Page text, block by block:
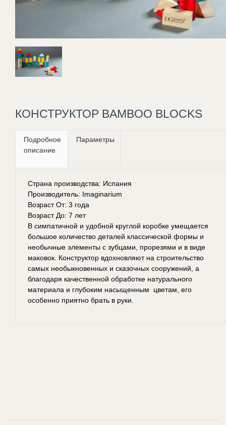
КОНСТРУКТОР BAMBOO BLOCKS
Подробное
описание
Параметры
Страна производства: Испания
Производитель: Imaginarium
Возраст От: 3 года
Возраст До: 7 лет
В симпатичной и удобной круглой коробке умещается
большое количество деталей классической формы и
необычные элементы с зубцами, прорезями и в виде
маковок. Конструктор вдохновляют на строительство
самых необыкновенных и сказочных сооружений, а
благодаря качественной обработке натурального
материала и глубоким насыщенным цветам, его
особенно приятно брать в руки.